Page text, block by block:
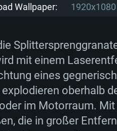
Betriebssystem:
besser
Arbeitsspeicher:
DirectX 11 fähige
neuesten
Betriebssystem:
werden nicht
Arbeitsspeicher:
Grafikkarte:
Support
Betriebssystem:
Arbeitsspeicher:
Grafikkarte:
Treibern (nicht
AMD (Radeon RX
Wallpaper: 1920x1080
mit einem
eines
oberhalb
im Motorraum.
die in großer